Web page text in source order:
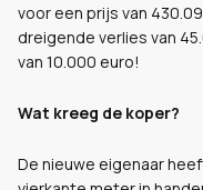
voor een prijs van
dreigende verlies van
van 10.000 euro!
Wat kreeg de koper?
De nieuwe eigenaar